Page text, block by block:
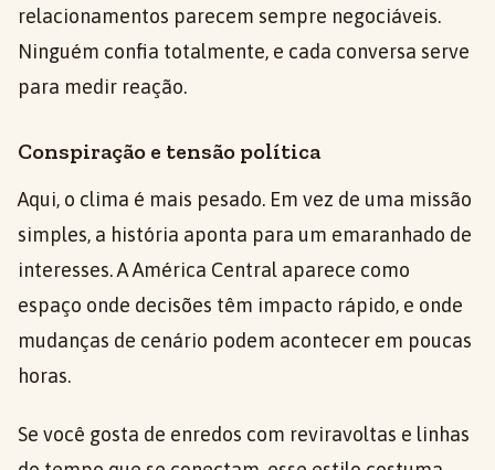
relacionamentos parecem sempre negociáveis.
Ninguém confia totalmente, e cada conversa serve
para medir reação.
Conspiração e tensão política
Aqui, o clima é mais pesado. Em vez de uma missão
simples, a história aponta para um emaranhado de
interesses. A América Central aparece como
espaço onde decisões têm impacto rápido, e onde
mudanças de cenário podem acontecer em poucas
horas.
Se você gosta de enredos com reviravoltas e linhas